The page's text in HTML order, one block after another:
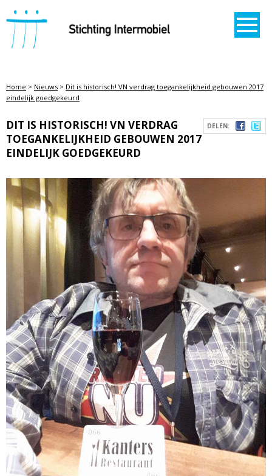
STICHTING INTERMOBIEL
Home > Nieuws > Dit is historisch! VN verdrag toegankelijkheid gebouwen 2017
eindelijk goedgekeurd
DELEN:
DIT IS HISTORISCH! VN VERDRAG
TOEGANKELIJKHEID GEBOUWEN 2017
EINDELIJK GOEDGEKEURD